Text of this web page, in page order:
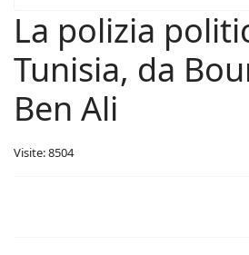
La polizia
Tunisia, da
Ben Ali
Visite: 8504